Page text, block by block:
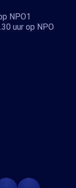
NPO1
uur op NPO